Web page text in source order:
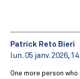
Patrick Reto Bieri
lun. 05 janv. 2026,
One more person who